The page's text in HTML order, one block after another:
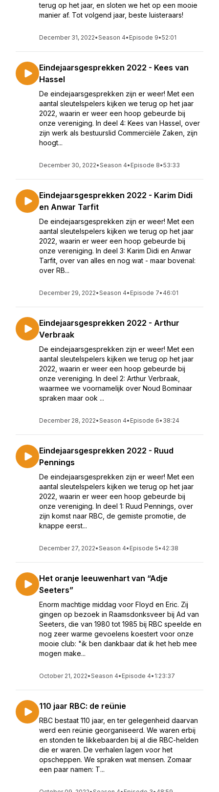
terug op het jaar, en sloten we het op een mooie
manier af. Tot volgend jaar, beste luisteraars!
December 31, 2022•Season 4• Episode 9•52:01
Eindejaarsgesprekken 2022 - Kees van
Hassel
De eindejaarsgesprekken zijn er weer! Met een
aantal sleutelspelers kijken we terug op het jaar
2022, waarin er weer een hoop gebeurde bij
onze vereniging. In deel 4: Kees van Hassel, over
zijn werk als bestuurslid Commerciële Zaken, zijn
hoogt...
December 30, 2022•Season 4• Episode 8•53:33
Eindejaarsgesprekken 2022 - Karim Didi
en Anwar Tarfit
De eindejaarsgesprekken zijn er weer! Met een
aantal sleutelspelers kijken we terug op het jaar
2022, waarin er weer een hoop gebeurde bij
onze vereniging. In deel 3: Karim Didi en Anwar
Tarfit, over van alles en nog wat - maar bovenal:
over RB...
December 29, 2022•Season 4• Episode 7• 46:01
Eindejaarsgesprekken 2022 - Arthur
Verbraak
De eindejaarsgesprekken zijn er weer! Met een
aantal sleutelspelers kijken we terug op het jaar
2022, waarin er weer een hoop gebeurde bij
onze vereniging. In deel 2: Arthur Verbraak,
waarmee we voornamelijk over Noud Bominaar
spraken maar ook ...
December 28, 2022•Season 4• Episode 6• 38:24
Eindejaarsgesprekken 2022 - Ruud
Pennings
De eindejaarsgesprekken zijn er weer! Met een
aantal sleutelspelers kijken we terug op het jaar
2022, waarin er weer een hoop gebeurde bij
onze vereniging. In deel 1: Ruud Pennings, over
zijn komst naar RBC, de gemiste promotie, de
knappe eerst...
December 27, 2022•Season 4• Episode 5• 42:38
Het oranje leeuwenhart van “Adje
Seeters”
Enorm machtige middag voor Floyd en Eric. Zij
gingen op bezoek in Raamsdonksveer bij Ad van
Seeters, die van 1980 tot 1985 bij RBC speelde en
nog zeer warme gevoelens koestert voor onze
mooie club: "ik ben dankbaar dat ik het heb mee
mogen make...
October 21, 2022•Season 4• Episode 4• 1:23:37
110 jaar RBC: de reünie
RBC bestaat 110 jaar, en ter gelegenheid daarvan
werd een reünie georganiseerd. We waren erbij
en stonden te likkebaarden bij al die RBC-helden
die er waren. De verhalen lagen voor het
opscheppen. We spraken wat mensen. Zomaar
een paar namen: T...